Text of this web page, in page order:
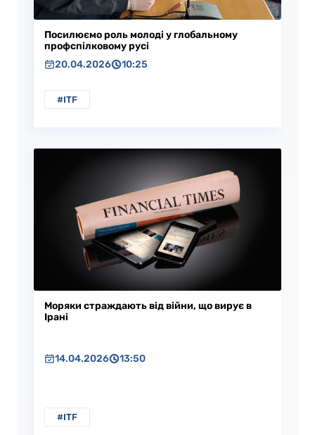
Посилюємо роль молоді у глобальному
профспілковому русі
20.04.2026
10:25
#ITF
Моряки страждають від війни, що вирує в
Ірані
14.04.2026 13:50
#ITF